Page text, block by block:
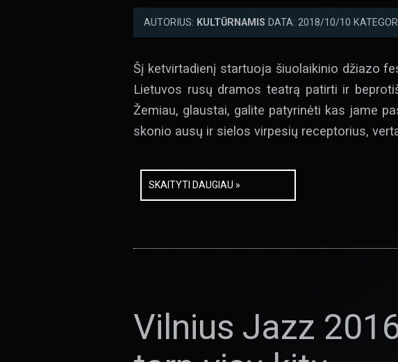
AUTORIUS: KULTŪRNAMIS DATA: 2018/10/10
Šį ketvirtadienį startuoja šiuolaikinio džiazo
Lietuvos rusų dramos teatrą patirti ir
Žemiau, glaustai, galite patyrinėti kas jame
skonio ausų ir sielos virpesių receptorius,
SKAITYTI DAUGIAU »
Vilnius Jazz